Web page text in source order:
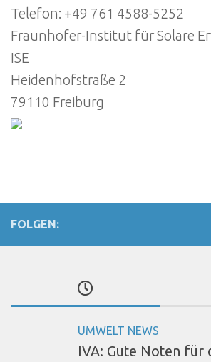
Telefon: +49 761 4588-5252
Fraunhofer-Institut für Solare
ISE
Heidenhofstraße 2
79110 Freiburg
FOLGEN:
UMWELT NEWS
IVA: Gute Noten für